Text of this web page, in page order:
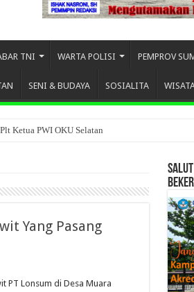
TNI WARTA POLISI PEMPROV
SENI & BUDAYA SOSIALITA
Ketua PWI OKU Selatan
Yang Pasang
PT Lonsum di Desa Muara